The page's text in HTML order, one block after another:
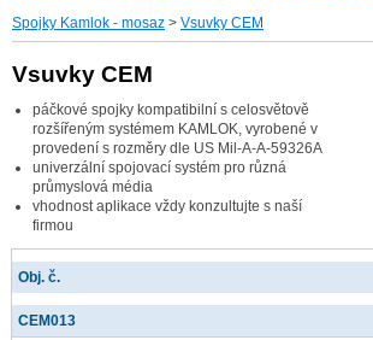
Spojky Kamlok - mosaz > Vsuvky CEM
Vsuvky CEM
páčkové spojky kompatibilní s celosvětově
rozšířeným systémem KAMLOK, vyrobené v
provedení s rozměry dle US Mil-A-A-59326A
univerzální spojovací systém pro různá
průmyslová média
vhodnost aplikace vždy konzultujte s naší
firmou
Obj. č.
CEM013